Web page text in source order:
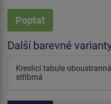
Poptat
Další barevné
Kreslicí tabule
stříbrná